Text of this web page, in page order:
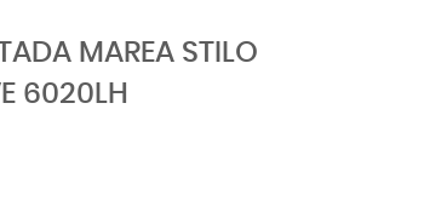
MAREA STILO
6020LH